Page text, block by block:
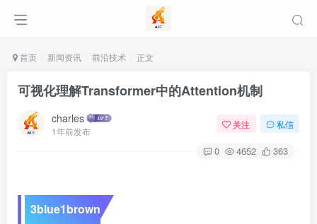
首页 新闻资讯 前沿技术 正文
可视化理解Transformer中的Attention机制
charles
1年前发布
关注 私信
0 4652 363
3blue1brown